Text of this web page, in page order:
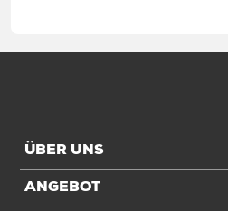
ÜBER UNS
ANGEBOT